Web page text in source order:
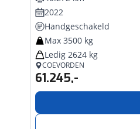
2022
Handgeschakeld
Max 3500 kg
Ledig 2624 kg
COEVORDEN
61.245,-